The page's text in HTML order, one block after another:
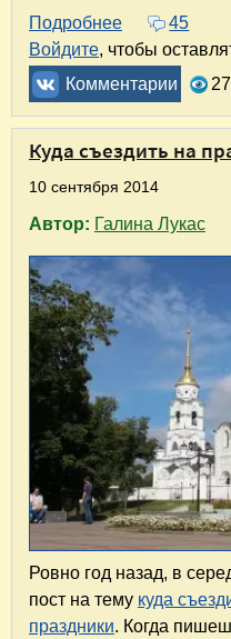
Подробнее о
45
Войдите, чтобы
Комментарии
Куда съездить на
10 сентября 2014
Автор: Галина Лукас
Ровно год назад, в
пост на тему куда
праздники. Когда